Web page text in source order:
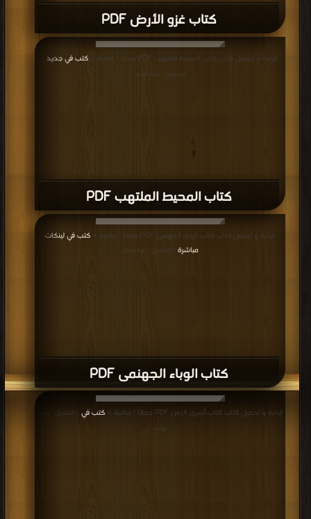
كتاب غزو الأرض PDF
كتاب المحيط الملتهب PDF
قراءة و تحميل كتاب كتاب المحيط الملتهب PDF مجانا | مكتبة > كتب في جديد
التحميل : مرة/مرات
كتاب الوباء الجهنمى PDF
قراءة و تحميل كتاب كتاب الوباء الجهنمى PDF مجانا | مكتبة >
كتب في لينكات
مباشرة
| التحميل : مرة/مرات
قراءة و تحميل كتاب كتاب أسرى الزمن PDF مجانا | مكتبة > كتب في | التحميل : مرة/
مرات